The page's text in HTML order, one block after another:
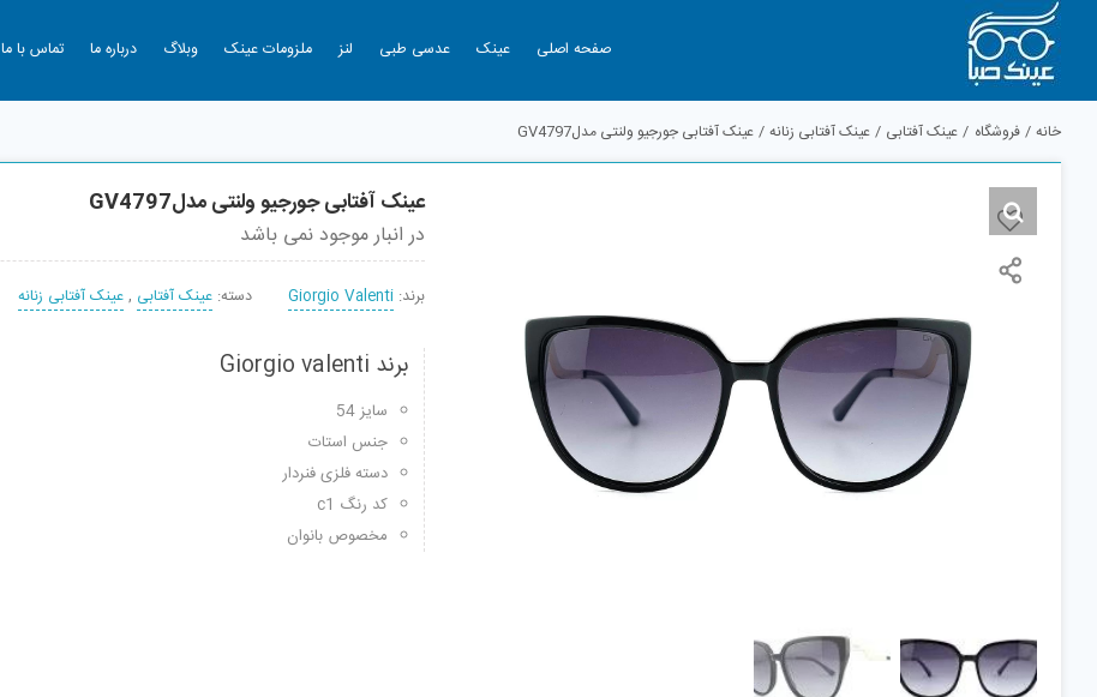
Skip
content
صفحه اصلی عینک عدسی طبی لنز ملزومات عینک وبلاگ درباره ما تماس با ما
خانه فروشگاه عینک آفتابی عینک آفتابی زنانه عینک آفتابی جورجیو ولنتی مدلGV4797
عینک آفتابی جورجیو ولنتی مدلGV4797
در انبار موجود نمی باشد
برند: Giorgio Valenti دسته: عینک آفتابی ,عینک آفتابی زنانه
برند Giorgio valenti
سایز 54
جنس استات
دسته فلزی فنردار
کد رنگ c1
مخصوص بانوان